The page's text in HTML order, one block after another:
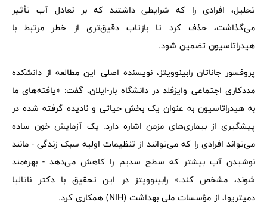
تحلیل، افرادی را که شرایطی داشتند که بر تعادل آب تأثیر
می‌گذاشت، حذف کرد تا بازتاب دقیق‌تری از خطر مرتبط با
هیدراتاسیون تضمین شود.
پروفسور جاناتان رابینوویتز، نویسنده اصلی این مطالعه از دانشکده
مددکاری اجتماعی وایزفلد در دانشگاه بار-ایلان، گفت: «یافته‌های ما
به هیدراتاسیون به عنوان یک بخش حیاتی و نادیده گرفته شده در
پیشگیری از بیماری‌های مزمن اشاره دارد. یک آزمایش خون ساده
می‌تواند افرادی را که می‌توانند از تنظیمات اولیه سبک زندگی - مانند
نوشیدن آب بیشتر که سطح سدیم را کاهش می‌دهد - بهره‌مند
شوند، مشخص کند.» رابینوویتز در این تحقیق با دکتر ناتالیا
دمیتریوا، از مؤسسات ملی بهداشت (NIH) همکاری کرد.